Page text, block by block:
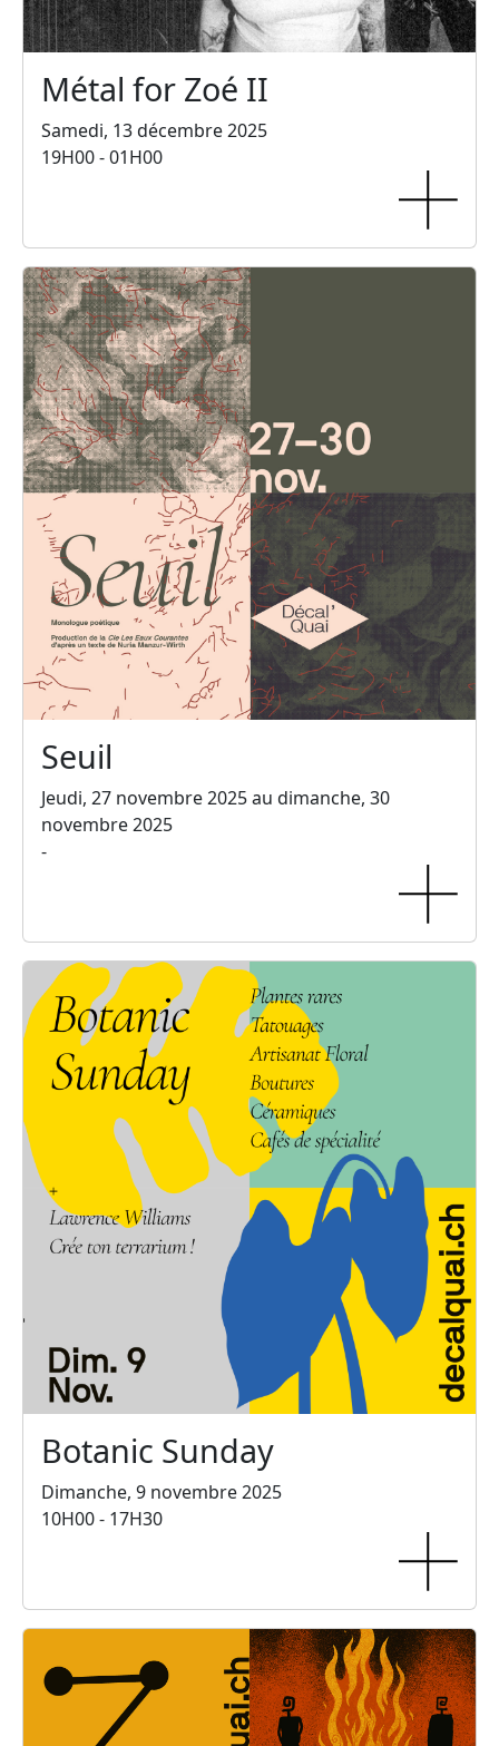
Métal for Zoé II
Samedi, 13 décembre 2025
19H00 - 01H00
Seuil
Jeudi, 27 novembre 2025 au dimanche, 30
novembre 2025
-
Botanic Sunday
Dimanche, 9 novembre 2025
10H00 - 17H30